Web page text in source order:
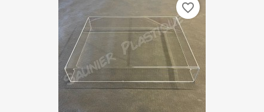
favorite_border